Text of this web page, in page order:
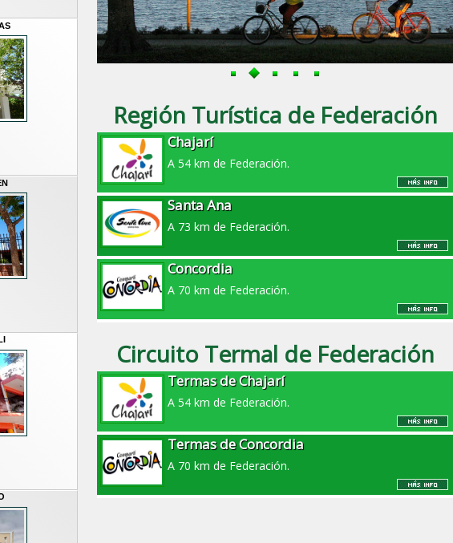
Región Turística de Federación
Chajarí
A 54 km de Federación.
Santa Ana
A 73 km de Federación.
Concordia
A 70 km de Federación.
Circuito Termal de Federación
Termas de Chajarí
A 54 km de Federación.
Termas de Concordia
A 70 km de Federación.